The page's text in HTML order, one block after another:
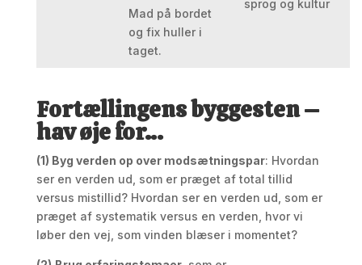
Mad på bordet
og fix huller i
taget.
sprog og kultur
Fortællingens byggesten –
hav øje for…
(1) Byg verden op over modsætningspar: Hvordan
ser en verden ud, som er præget af total tillid
versus mistillid? Hvordan ser en verden ud, som er
præget af systematik versus en verden, hvor vi
løber den vej, som vinden blæser i momentet?